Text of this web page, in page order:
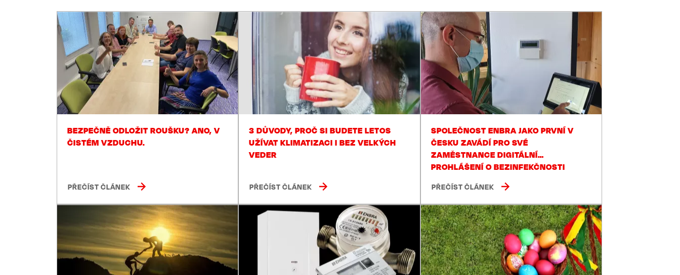
BEZPEČNĚ ODLOŽIT ROUŠKU? ANO, V
ČISTÉM VZDUCHU.
PŘEČÍST ČLÁNEK
3 DŮVODY, PROČ SI BUDETE LETOS
UŽÍVAT KLIMATIZACI I BEZ VELKÝCH
VEDER
PŘEČÍST ČLÁNEK
SPOLEČNOST ENBRA JAKO PRVNÍ V
ČESKU ZAVÁDÍ PRO SVÉ
ZAMĚSTNANCE DIGITÁLNÍ
PROHLÁŠENÍ O BEZINFEKČNOSTI
PŘEČÍST ČLÁNEK